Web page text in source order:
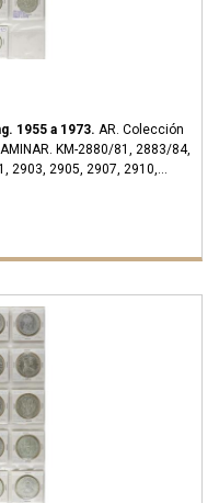
1955 a 1973. AR. Colección
KM-2880/81, 2883/84,
2903, 2905, 2907, 2910,